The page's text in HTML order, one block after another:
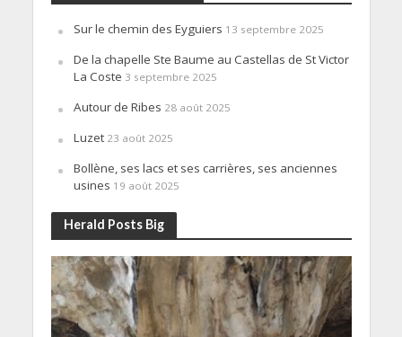
Sur le chemin des Eyguiers 13 septembre 2025
De la chapelle Ste Baume au Castellas de St Victor
La Coste 3 septembre 2025
Autour de Ribes 28 août 2025
Luzet 23 août 2025
Bollène, ses lacs et ses carrières, ses anciennes
usines 19 août 2025
Herald Posts Big